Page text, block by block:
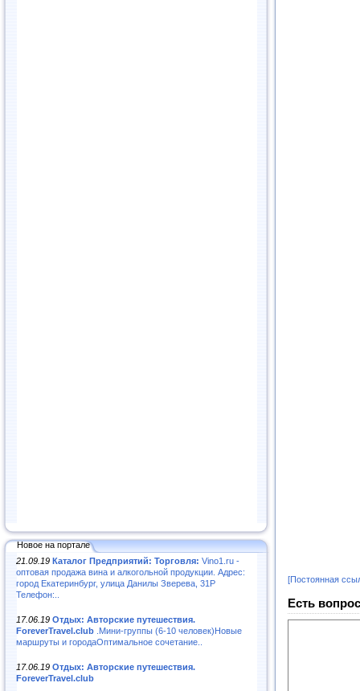
Новое на портале
21.09.19 Каталог Предприятий: Торговля: Vino1.ru -
оптовая продажа вина и алкогольной продукции. Адрес:
город Екатеринбург, улица Данилы Зверева, 31Р
Телефон:..
17.06.19 Отдых: Авторские путешествия.
ForeverTravel.club .Мини-группы (6-10 человек)Новые
маршруты и городаОптимальное сочетание..
17.06.19 Отдых: Авторские путешествия.
ForeverTravel.club
[Постоянная
Есть